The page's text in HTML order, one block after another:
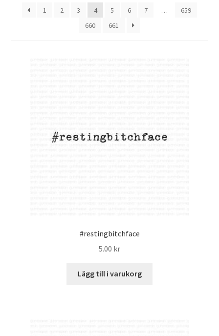
1 2 3 4 5 6 7 …
659
660
661
#restingbitchface
5.00 kr
Lägg till i varukorg